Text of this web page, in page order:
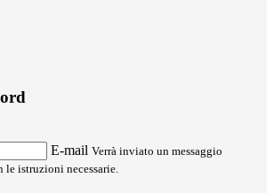
E-mail Verrà inviato un messaggio
istruzioni necessarie.